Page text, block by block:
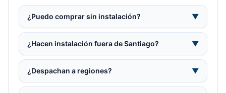
¿Puedo comprar sin instalación? ▼
¿Hacen instalación fuera de Santiago? ▼
¿Despachan a regiones? ▼